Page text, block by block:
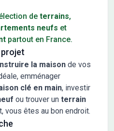
de terrains,
neufs et
partout en France.
projet
la maison de vos
emménager
clé en main, investir
ou trouver un terrain
vous êtes au bon endroit.